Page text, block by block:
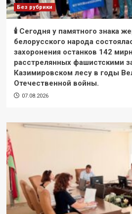
Без рубрики
🕯 Сегодня у памятного знака
белорусского народа
захоронения останков 142
расстрелянных фашистскими
Казимировском лесу в годы
Отечественной войны.
07.08.2026